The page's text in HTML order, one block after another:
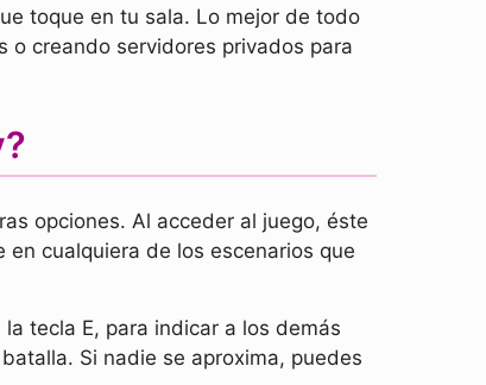
toque en tu sala. Lo mejor de todo
o creando servidores privados para
opciones. Al acceder al juego, éste
cualquiera de los escenarios que
tecla E, para indicar a los demás
Si nadie se aproxima, puedes